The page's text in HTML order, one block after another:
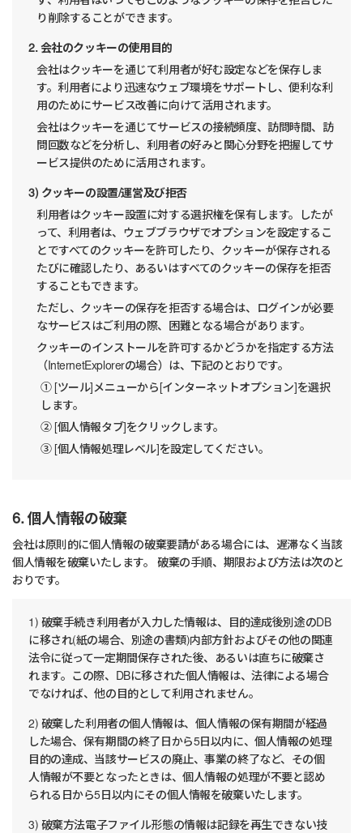
り削除することができます。
2. 会社のクッキーの使用目的
会社はクッキーを通じて利用者が好む設定などを保存しま
す。利用者により迅速なウェブ環境をサポートし、便利な利
用のためにサービス改善に向けて活用されます。
会社はクッキーを通じてサービスの接続頻度、訪問時間、訪
問回数などを分析し、利用者の好みと関心分野を把握してサ
ービス提供のために活用されます。
3) クッキーの設置/運営及び拒否
利用者はクッキー設置に対する選択権を保有します。したが
って、利用者は、ウェブブラウザでオプションを設定するこ
とですべてのクッキーを許可したり、クッキーが保存される
たびに確認したり、あるいはすべてのクッキーの保存を拒否
することもできます。
ただし、クッキーの保存を拒否する場合は、ログインが必要
なサービスはご利用の際、困難となる場合があります。
クッキーのインストールを許可するかどうかを指定する方法
（InternetExplorerの場合）は、下記のとおりです。
① [ツール]メニューから[インターネットオプション]を選択
します。
② [個人情報タブ]をクリックします。
③ [個人情報処理レベル]を設定してください。
6. 個人情報の破棄
会社は原則的に個人情報の破棄要請がある場合には、遅滞なく当該
個人情報を破棄いたします。 破棄の手順、期限および方法は次のと
おりです。
1) 破棄手続き利用者が入力した情報は、目的達成後別途のDB
に移され(紙の場合、別途の書類)内部方針およびその他の関連
法令に従って一定期間保存された後、あるいは直ちに破棄さ
れます。この際、DBに移された個人情報は、法律による場合
でなければ、他の目的として利用されません。
2) 破棄した利用者の個人情報は、個人情報の保有期間が経過
した場合、保有期間の終了日から5日以内に、個人情報の処理
目的の達成、当該サービスの廃止、事業の終了など、その個
人情報が不要となったときは、個人情報の処理が不要と認め
られる日から5日以内にその個人情報を破棄いたします。
3) 破棄方法電子ファイル形態の情報は記録を再生できない技